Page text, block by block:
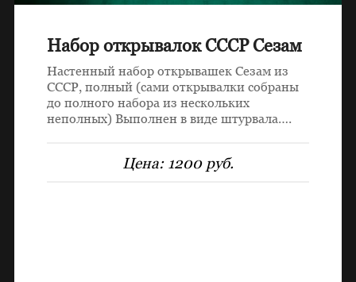
Набор открывалок СССР Сезам
Настенный набор открывашек Сезам из
СССР, полный (сами открывалки собраны
до полного набора из нескольких
неполных) Выполнен в виде штурвала….
Цена: 1200 руб.